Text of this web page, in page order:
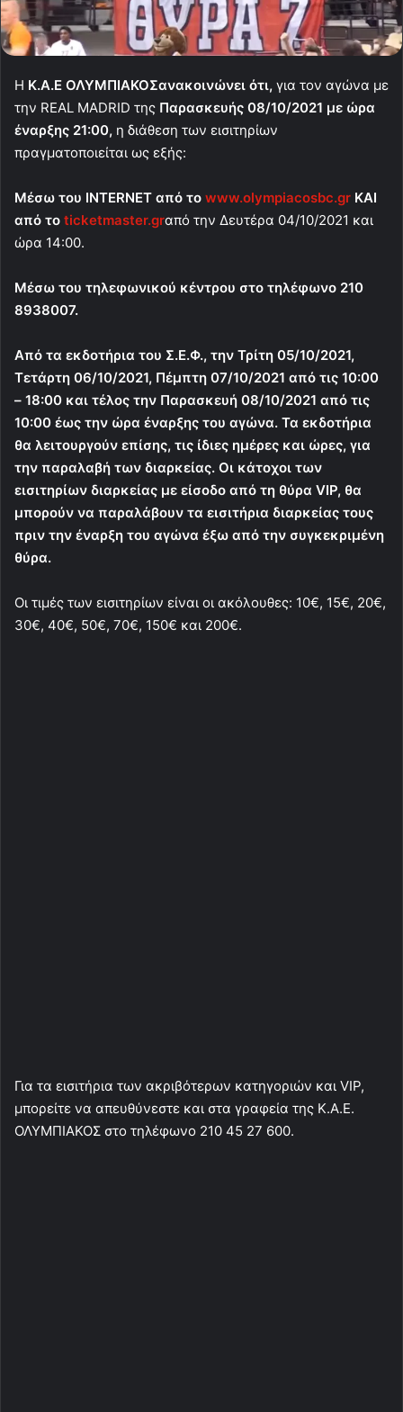
H Κ.Α.Ε ΟΛΥΜΠΙΑΚΟΣανακοινώνει ότι, για τον αγώνα με
την REAL MADRID της Παρασκευής 08/10/2021 με ώρα
έναρξης 21:00, η διάθεση των εισιτηρίων
πραγματοποιείται ως εξής:
Μέσω του INTERNET από το www.olympiacosbc.gr ΚΑΙ
από το ticketmaster.grαπό την Δευτέρα 04/10/2021 και
ώρα 14:00.
Μέσω του τηλεφωνικού κέντρου στο τηλέφωνο 210
8938007.
Από τα εκδοτήρια του Σ.Ε.Φ., την Τρίτη 05/10/2021,
Τετάρτη 06/10/2021, Πέμπτη 07/10/2021 από τις 10:00
– 18:00 και τέλος την Παρασκευή 08/10/2021 από τις
10:00 έως την ώρα έναρξης του αγώνα. Τα εκδοτήρια
θα λειτουργούν επίσης, τις ίδιες ημέρες και ώρες, για
την παραλαβή των διαρκείας. Οι κάτοχοι των
εισιτηρίων διαρκείας με είσοδο από τη θύρα VIP, θα
μπορούν να παραλάβουν τα εισιτήρια διαρκείας τους
πριν την έναρξη του αγώνα έξω από την συγκεκριμένη
θύρα.
Οι τιμές των εισιτηρίων είναι οι ακόλουθες: 10€, 15€, 20€,
30€, 40€, 50€, 70€, 150€ και 200€.
Για τα εισιτήρια των ακριβότερων κατηγοριών και VIP,
μπορείτε να απευθύνεστε και στα γραφεία της Κ.Α.Ε.
ΟΛΥΜΠΙΑΚΟΣ στο τηλέφωνο 210 45 27 600.